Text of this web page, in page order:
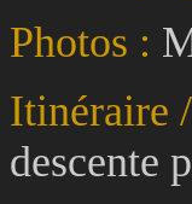
Photos :
Itinéraire
descente